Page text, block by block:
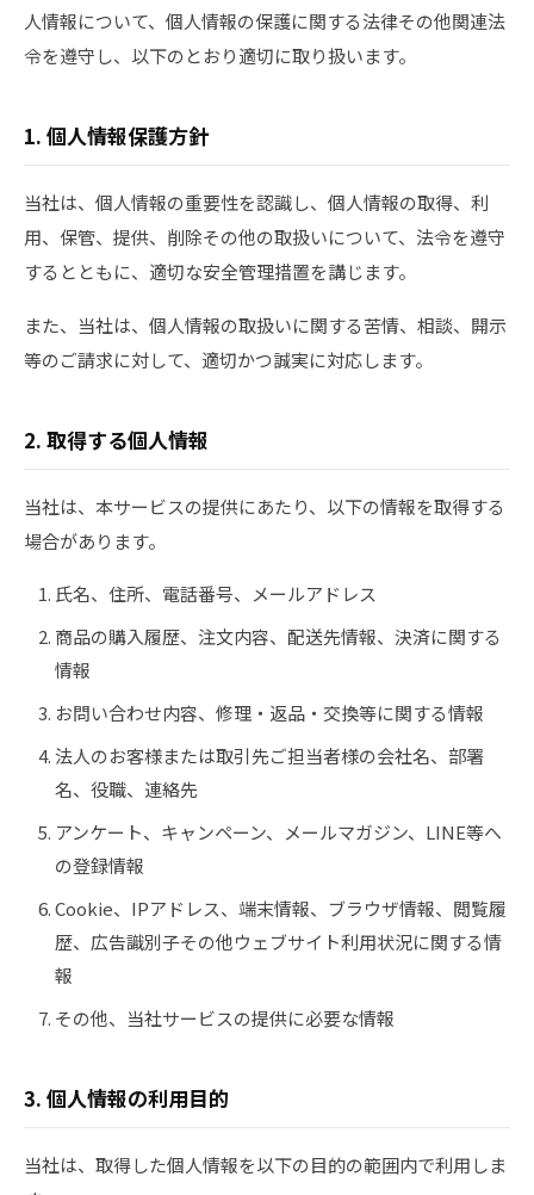
人情報について、個人情報の保護に関する法律その他関連法
令を遵守し、以下のとおり適切に取り扱います。
1. 個人情報保護方針
当社は、個人情報の重要性を認識し、個人情報の取得、利
用、保管、提供、削除その他の取扱いについて、法令を遵守
するとともに、適切な安全管理措置を講じます。
また、当社は、個人情報の取扱いに関する苦情、相談、開示
等のご請求に対して、適切かつ誠実に対応します。
2. 取得する個人情報
当社は、本サービスの提供にあたり、以下の情報を取得する
場合があります。
氏名、住所、電話番号、メールアドレス
商品の購入履歴、注文内容、配送先情報、決済に関する
情報
お問い合わせ内容、修理・返品・交換等に関する情報
法人のお客様または取引先ご担当者様の会社名、部署
名、役職、連絡先
アンケート、キャンペーン、メールマガジン、LINE等へ
の登録情報
Cookie、IPアドレス、端末情報、ブラウザ情報、閲覧履
歴、広告識別子その他ウェブサイト利用状況に関する情
報
その他、当社サービスの提供に必要な情報
3. 個人情報の利用目的
当社は、取得した個人情報を以下の目的の範囲内で利用しま